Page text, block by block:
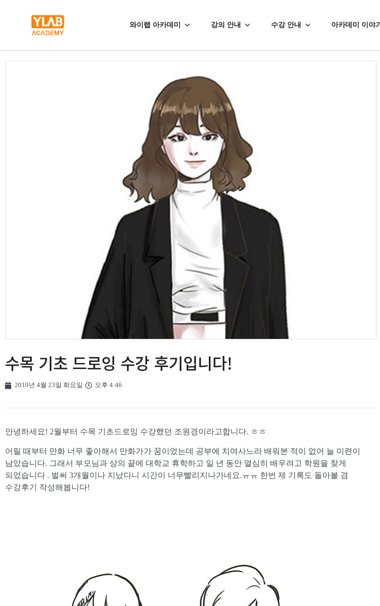
와이랩 아카데미 강의 안내 수강 안내 아카데미 이야기
수목 기초 드로잉 수강 후기입니다!
2019년 4월 23일 화요일 오후 4:46
안녕하세요! 2월부터 수목 기초드로잉 수강했던 조원경이라고합니다. ㅎㅎ
어릴 때부터 만화 너무 좋아해서 만화가가 꿈이었는데 공부에 치여사느라 배워본 적이 없어 늘 미련이
남았습니다. 그래서 부모님과 상의 끝에 대학교 휴학하고 일 년 동안 열심히 배우려고 학원을 찾게
되었습니다 . 벌써 3개월이나 지났다니 시간이 너무빨리지나가네요.ㅠㅠ 한번 제 기록도 돌아볼 겸
수강후기 작성해봅니다!